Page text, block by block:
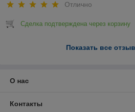
Отлично
Сделка подтверждена через корзину
Показать все
О нас
Контакты